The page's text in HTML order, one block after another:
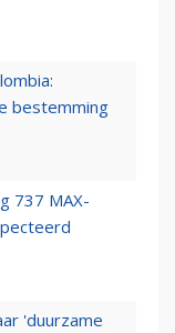
bestemming
737 MAX-
'duurzame